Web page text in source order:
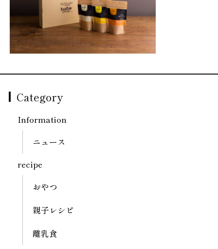
Category
Information
ニュース
recipe
おやつ
親子レシピ
離乳食